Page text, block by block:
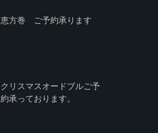
恵方巻 ご予約承ります
クリスマスオードブルご予
約承っております。